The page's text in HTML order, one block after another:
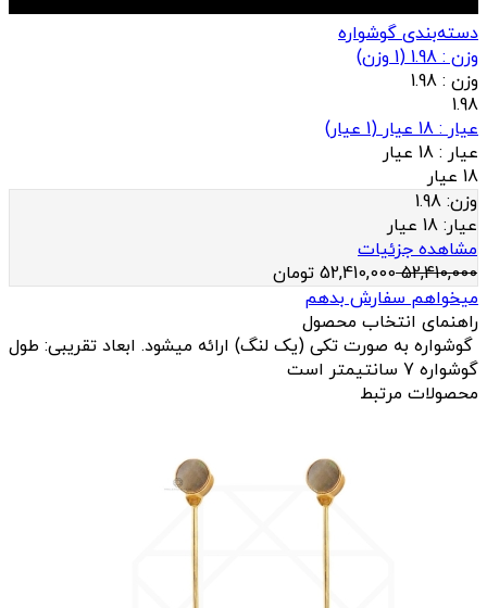
دسته‌بندی گوشواره
وزن : 1.98
(
1 وزن)
وزن : 1.98
1.98
عيار : 18 عیار
(
1 عيار)
عيار : 18 عیار
18 عیار
وزن: 1.98
عيار: 18 عیار
مشاهده جزئیات
52,410,000
52,410,000 تومان
میخواهم سفارش بدهم
راهنمای انتخاب محصول
گوشواره به صورت تکی (یک لنگ) ارائه میشود. ابعاد تقریبی: طول
گوشواره 7 سانتیمتر است
محصولات مرتبط